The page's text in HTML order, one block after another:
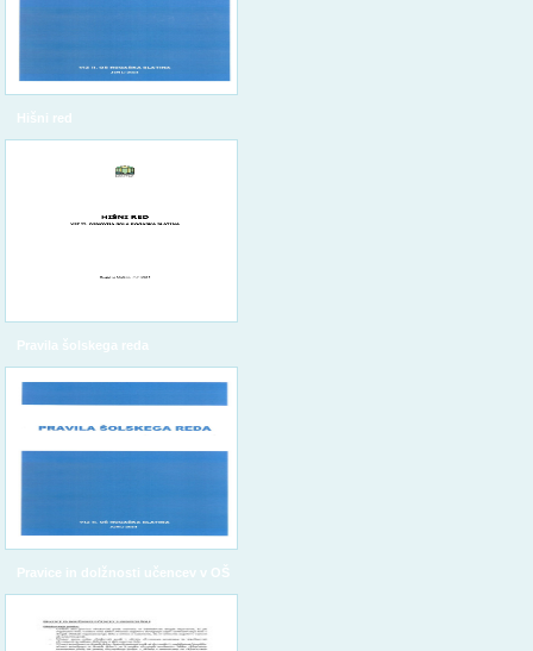
Hišni red
Pravila šolskega reda
Pravice in dolžnosti učencev v OŠ